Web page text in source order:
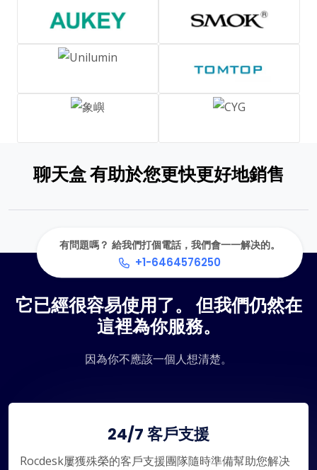
聊天盒 有助於您更快更好地銷售
有問題嗎？ 給我們打個電話，我們會一一解决的。
+1-6464576250
它已經很容易使用了。 但我們仍然在
這裡為你服務。
因為你不應該一個人想清楚。
24/7 客戶支援
Rocdesk屢獲殊榮的客戶支援團隊隨時準備幫助您解决